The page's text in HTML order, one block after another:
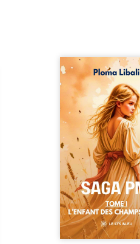
Autrefois, les
d’Atlantis
vent et les enfants
dans les blés. Puis
plia le genou,
peuple à l’ombre
Atove, Luwel
disparaître dans les
son destin ;
pierres d’un temple
rebelles lui
Parmi eux, Atos,
trône mais